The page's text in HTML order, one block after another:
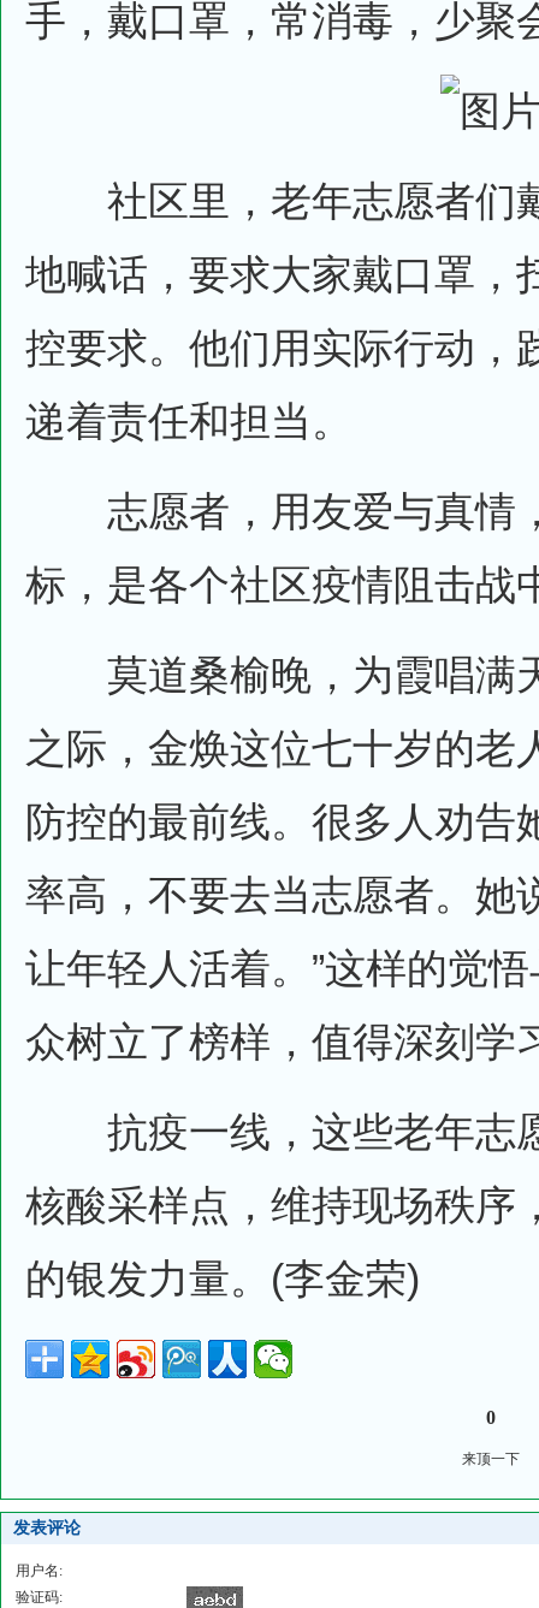
手，戴口罩，常消毒，少聚
社区里，老年志愿者们
地喊话，要求大家戴口罩，
控要求。他们用实际行动，
递着责任和担当。
志愿者，用友爱与真情
标，是各个社区疫情阻击战
莫道桑榆晚，为霞唱满
之际，金焕这位七十岁的老
防控的最前线。很多人劝告
率高，不要去当志愿者。她
让年轻人活着。”这样的觉
众树立了榜样，值得深刻学
抗疫一线，这些老年志
核酸采样点，维持现场秩序
的银发力量。(李金荣)
0
来顶一下
发表评论
用户名:
验证码: